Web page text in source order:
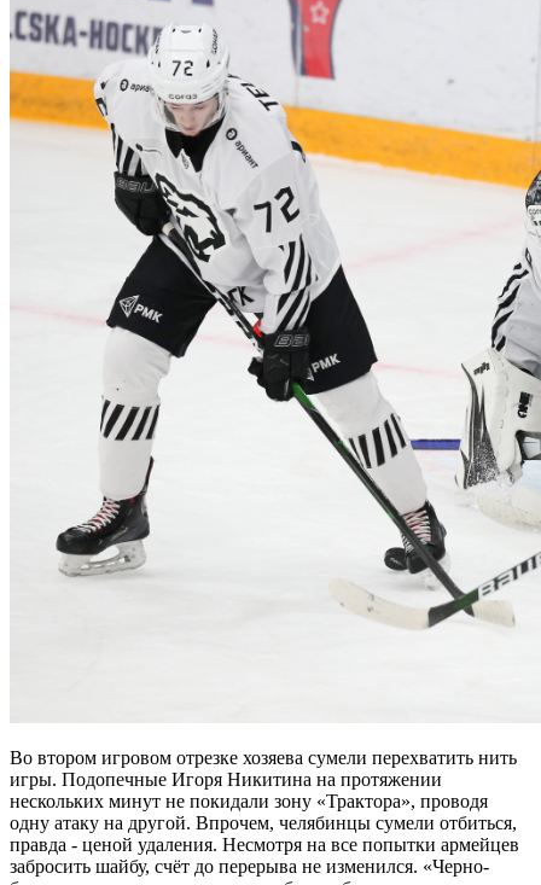
Во втором игровом отрезке хозяева сумели перехватить нить
игры. Подопечные Игоря Никитина на протяжении
нескольких минут не покидали зону «Трактора», проводя
одну атаку на другой. Впрочем, челябинцы сумели отбиться,
правда - ценой удаления. Несмотря на все попытки армейцев
забросить шайбу, счёт до перерыва не изменился. «Черно-